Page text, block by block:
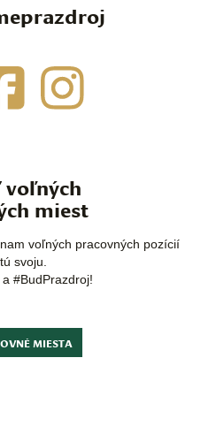
voľných
miest
voľných pracovných pozícií
svoju.
#BudPrazdroj!
MIESTA